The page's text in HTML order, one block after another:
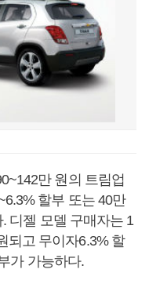
만 원의 트림업
할부 또는 40만
디젤 모델 구매자는 1
되고 무이자6.3% 할
가 가능하다.